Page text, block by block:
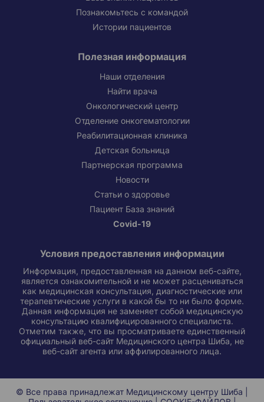
Познакомьтесь с командой
Истории пациентов
Полезная информация
Наши отделения
Найти врача
Онкологический центр
Отделение онкогематологии
Реабилитационная клиника
Детская больница
Партнерская программа
Новости
Статьи о здоровье
Пациент База знаний
Covid-19
Условия предоставления информации
Информация, предоставленная на данном веб-сайте,
является ознакомительной и не может расцениваться
как медицинская консультация, диагностические или
терапевтические услуги в какой бы то ни было форме.
Данная информация не заменяет собой медицинскую
консультацию квалифицированного специалиста.
Отметим также, что вы просматриваете единственный
официальный веб-сайт Медицинского центра Шиба, не
веб-сайт агента или аффилированного лица.
© Все права принадлежат Медицинскому центру Шиба |